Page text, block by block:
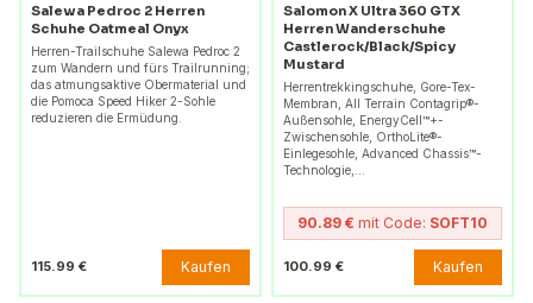
Salewa Pedroc 2 Herren
Schuhe Oatmeal Onyx
Herren-Trailschuhe Salewa Pedroc 2
zum Wandern und fürs Trailrunning;
das atmungsaktive Obermaterial und
die Pomoca Speed Hiker 2-Sohle
reduzieren die Ermüdung.
115.99 € Kaufen
Salomon X Ultra 360 GTX
Herren Wanderschuhe
Castlerock/Black/Spicy
Mustard
Herrentrekkingschuhe, Gore-Tex-
Membran, All Terrain Contagrip®-
Außensohle, EnergyCell™+-
Zwischensohle, OrthoLite®-
Einlegesohle, Advanced Chassis™-
Technologie,…
90.89 € mit Code: SOFT10
100.99 € Kaufen